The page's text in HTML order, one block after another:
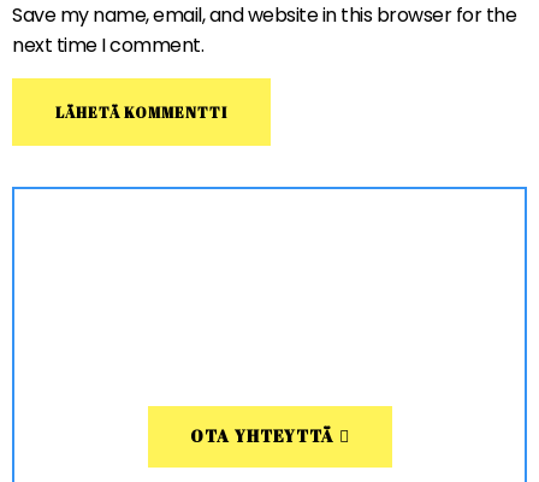
Save my name, email, and website in this browser for the
next time I comment.
OTA YHTEYTTÄ